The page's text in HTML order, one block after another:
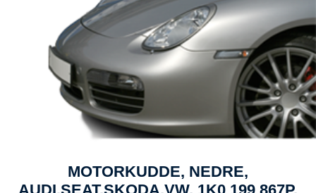
MOTORKUDDE, NEDRE,